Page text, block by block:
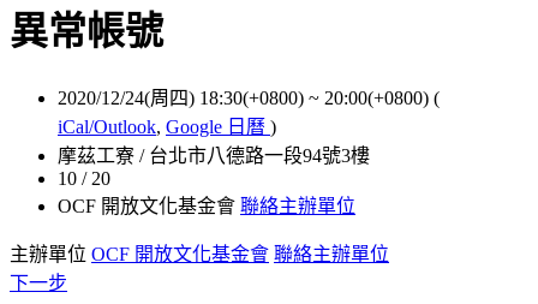
異常帳號
2020/12/24(周四) 18:30(+0800) ~ 20:00(+0800) (
iCal/Outlook, Google 日曆 )
摩茲工寮 / 台北市八德路一段94號3樓
10 / 20
OCF 開放文化基金會 聯絡主辦單位
主辦單位 OCF 開放文化基金會 聯絡主辦單位
下一步